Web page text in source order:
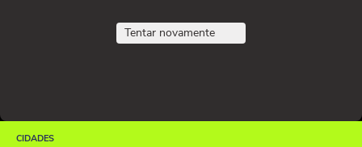
Tentar novamente
CIDADES